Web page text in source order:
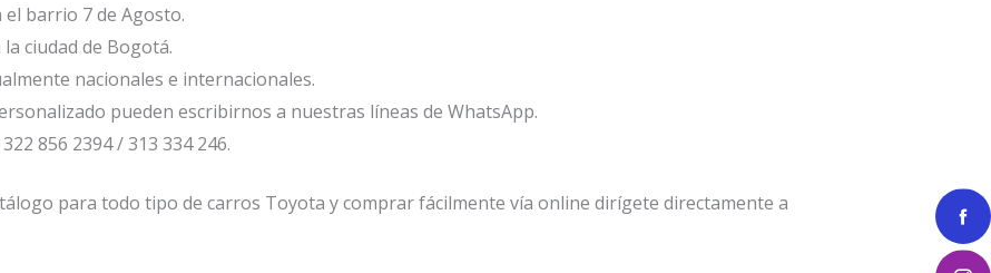
barrio 7 de Agosto.
ciudad de Bogotá.
nacionales e internacionales.
pueden escribirnos a nuestras líneas de WhatsApp.
856 2394 / 313 334 246.
para todo tipo de carros Toyota y comprar fácilmente vía online dirígete directamente a